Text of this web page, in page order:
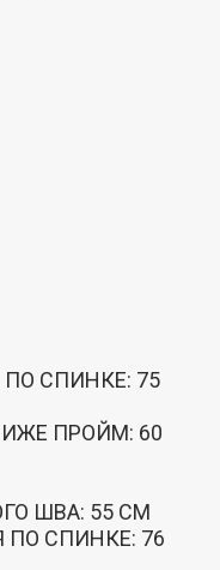
СПИНКЕ: 75
ПРОЙМ: 60
ШВА: 55 СМ
ПО СПИНКЕ: 76